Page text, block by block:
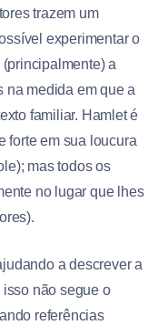
trazem um
experimentar o
a
na medida em que a
familiar. Hamlet é
forte em sua loucura
mas todos os
no lugar que lhes
a descrever a
não segue o
referências